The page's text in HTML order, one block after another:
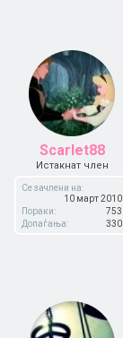
Scarlet88
Истакнат член
Се зачлени на:
10 март 2010
Пораки:
753
Допаѓања:
330